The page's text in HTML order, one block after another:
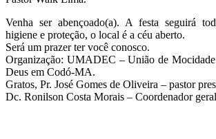
Venha ser abençoado(a). A festa seguirá
higiene e proteção, o local é a céu aberto.
Será um prazer ter você conosco.
Organização: UMADEC – União de Mocidade
Deus em Codó-MA.
Gratos, Pr. José Gomes de Oliveira – pastor
Dc. Ronilson Costa Morais – Coordenador